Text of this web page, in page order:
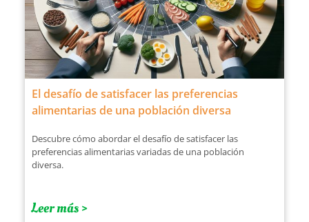
El desafío de satisfacer las preferencias
alimentarias de una población diversa
Descubre cómo abordar el desafío de satisfacer las
preferencias alimentarias variadas de una población
diversa.
Leer más >